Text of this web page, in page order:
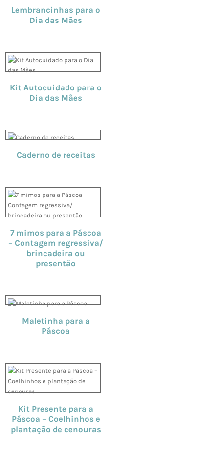
Lembrancinhas para o
Dia das Mães
Kit Autocuidado para o
Dia das Mães
Caderno de receitas
7 mimos para a Páscoa
– Contagem regressiva/
brincadeira ou
presentão
Maletinha para a
Páscoa
Kit Presente para a
Páscoa – Coelhinhos e
plantação de cenouras